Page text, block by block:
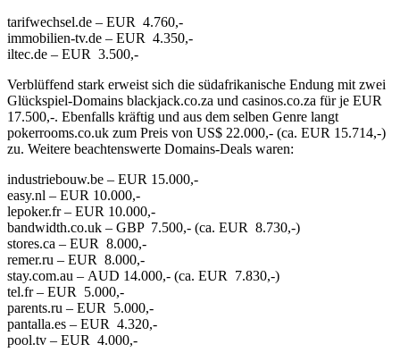
tarifwechsel.de – EUR 4.760,-
immobilien-tv.de – EUR 4.350,-
iltec.de – EUR 3.500,-
Verblüffend stark erweist sich die südafrikanische Endung mit zwei
Glückspiel-Domains blackjack.co.za und casinos.co.za für je EUR
17.500,-. Ebenfalls kräftig und aus dem selben Genre langt
pokerrooms.co.uk zum Preis von US$ 22.000,- (ca. EUR 15.714,-)
zu. Weitere beachtenswerte Domains-Deals waren:
industriebouw.be – EUR 15.000,-
easy.nl – EUR 10.000,-
lepoker.fr – EUR 10.000,-
bandwidth.co.uk – GBP 7.500,- (ca. EUR 8.730,-)
stores.ca – EUR 8.000,-
remer.ru – EUR 8.000,-
stay.com.au – AUD 14.000,- (ca. EUR 7.830,-)
tel.fr – EUR 5.000,-
parents.ru – EUR 5.000,-
pantalla.es – EUR 4.320,-
pool.tv – EUR 4.000,-